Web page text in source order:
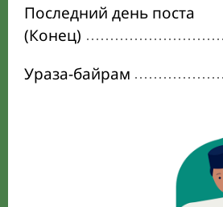
Последний день поста
(Конец)
Ураза-байрам